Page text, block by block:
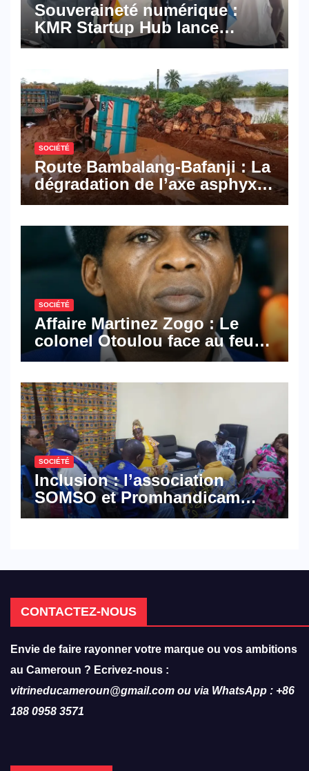
Souveraineté numérique :
KMR Startup Hub lance
Pyramid Browser et Pyramid
numériques made in
Cameroon
SOCIÉTÉ
Route Bambalang-Bafanji : La
dégradation de l’axe asphyxie
les activités économiques
SOCIÉTÉ
Affaire Martinez Zogo : Le
colonel Otoulou face au feu
croisé des avocats de la
SOCIÉTÉ
Inclusion : l’association
SOMSO et Promhandicam
militent en faveur d’une
CONTACTEZ-NOUS
Envie de faire rayonner votre marque ou vos ambitions
au Cameroun ? Ecrivez-nous :
vitrineducameroun@gmail.com ou via WhatsApp : +86
188 0958 3571